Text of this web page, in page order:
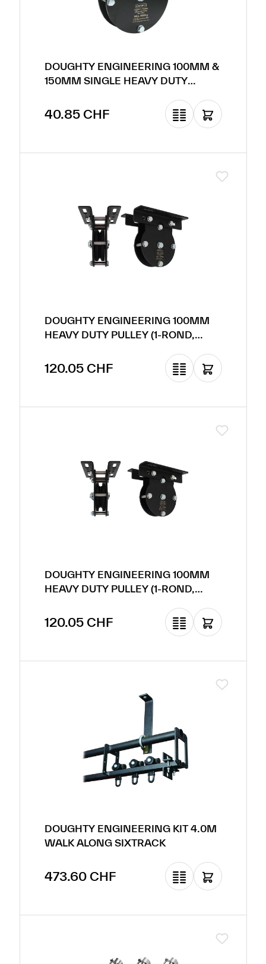
DOUGHTY ENGINEERING 100MM &
150MM SINGLE HEAVY DUTY
Prix régulier :
40.85 CHF
DOUGHTY ENGINEERING 100MM
HEAVY DUTY PULLEY (1-ROND,
Prix régulier :
120.05 CHF
DOUGHTY ENGINEERING 100MM
HEAVY DUTY PULLEY (1-ROND,
Prix régulier :
120.05 CHF
DOUGHTY ENGINEERING KIT 4.0M
WALK ALONG SIXTRACK
Prix régulier :
473.60 CHF